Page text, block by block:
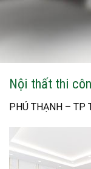
Nội thất thi
PHÚ THẠNH – TP